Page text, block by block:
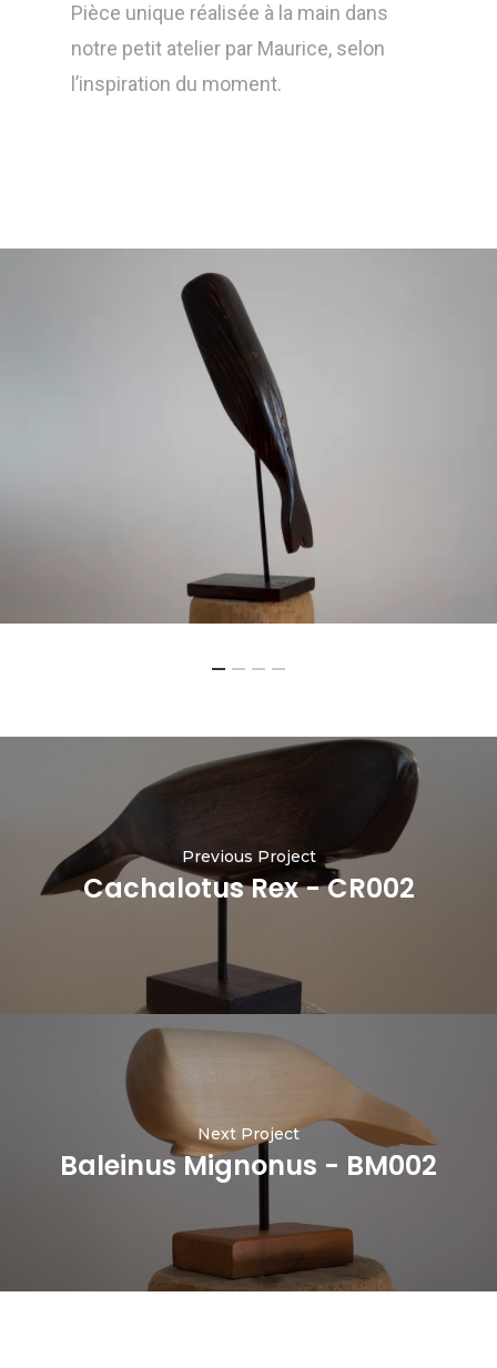
Pièce unique réalisée à la main dans
notre petit atelier par Maurice, selon
l’inspiration du moment.
Previous Project
Cachalotus Rex - CR002
Next Project
Baleinus Mignonus - BM002